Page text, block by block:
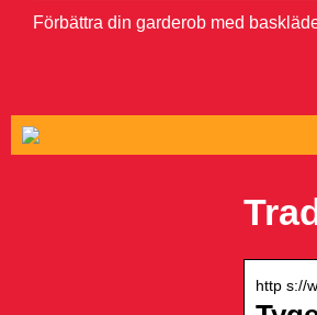
Förbättra din garderob med
http s://